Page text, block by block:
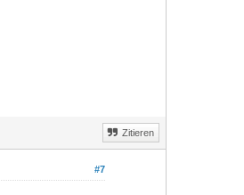
Zitieren
#7